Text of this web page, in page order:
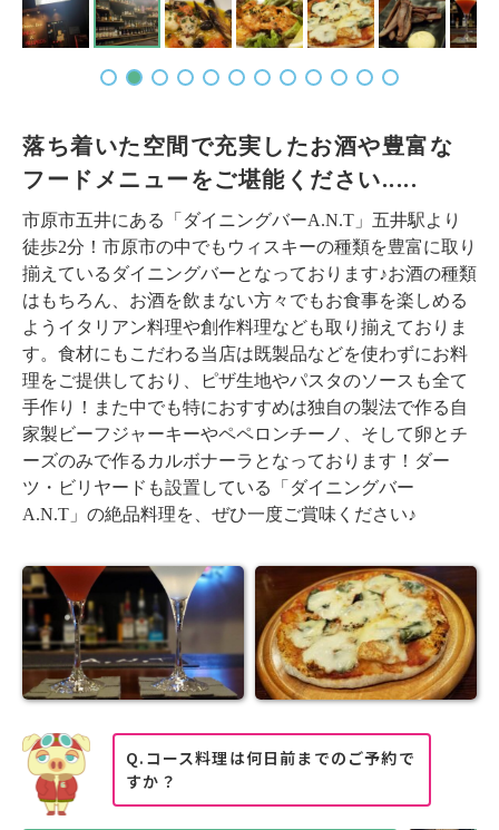
落ち着いた空間で充実したお酒や豊富な
フードメニューをご堪能ください.....
市原市五井にある「ダイニングバーA.N.T」五井駅より
徒歩2分！市原市の中でもウィスキーの種類を豊富に取り
揃えているダイニングバーとなっております♪お酒の種類
はもちろん、お酒を飲まない方々でもお食事を楽しめる
ようイタリアン料理や創作料理なども取り揃えておりま
す。食材にもこだわる当店は既製品などを使わずにお料
理をご提供しており、ピザ生地やパスタのソースも全て
手作り！また中でも特におすすめは独自の製法で作る自
家製ビーフジャーキーやペペロンチーノ、そして卵とチ
ーズのみで作るカルボナーラとなっております！ダー
ツ・ビリヤードも設置している「ダイニングバー
A.N.T」の絶品料理を、ぜひ一度ご賞味ください♪
Q.コース料理は何日前までのご予約で
すか？